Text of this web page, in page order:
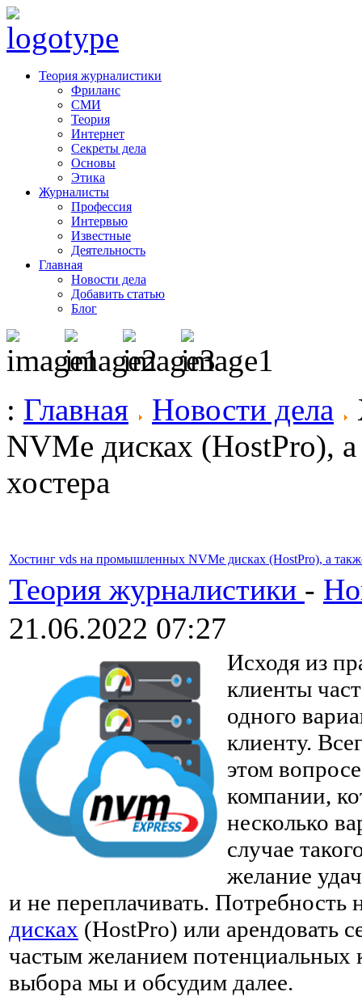
Теория журналистики
Фриланс
СМИ
Теория
Интернет
Секреты дела
Основы
Этика
Журналисты
Профессия
Интервью
Известные
Деятельность
Главная
Новости дела
Добавить статью
Блог
: Главная Новости дела
NVMe дисках (HostPro),
хостера
Хостинг vds на промышленных NVMe дисках (HostPro), а
Теория журналистики -
21.06.2022 07:27
Исходя из
клиенты
одного
клиенту.
этом
компании,
несколько
случае
желание
и не переплачивать. Потребность
дисках (HostPro) или арендовать
частым желанием потенциальных
выбора мы и обсудим далее.